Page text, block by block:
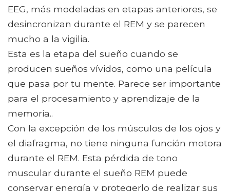
EEG, más modeladas en etapas anteriores, se
desincronizan durante el REM y se parecen
mucho a la vigilia.
Esta es la etapa del sueño cuando se
producen sueños vívidos, como una película
que pasa por tu mente. Parece ser importante
para el procesamiento y aprendizaje de la
memoria..
Con la excepción de los músculos de los ojos y
el diafragma, no tiene ninguna función motora
durante el REM. Esta pérdida de tono
muscular durante el sueño REM puede
conservar energía y protegerlo de realizar sus